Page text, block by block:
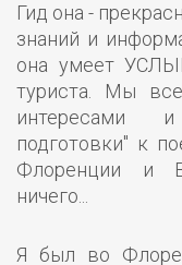
Гид она -
знаний и
она умеет
туриста. Мы
интересами
подготовки" к
Флоренции и
ничего...
Я был во